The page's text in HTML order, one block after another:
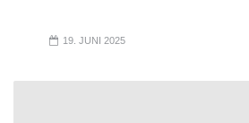
19. JUNI 2025